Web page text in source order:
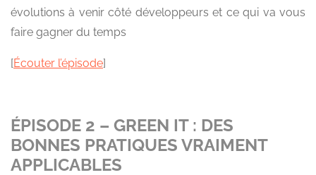
évolutions à venir côté développeurs et ce qui va vous
faire gagner du temps
[Écouter l’épisode]
ÉPISODE 2 – GREEN IT : DES
BONNES PRATIQUES VRAIMENT
APPLICABLES